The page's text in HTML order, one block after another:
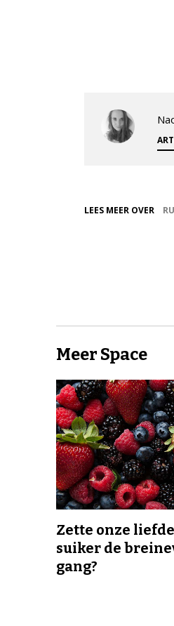
LEES MEER OVER
Meer Space
Zette onze
suiker de
gang?